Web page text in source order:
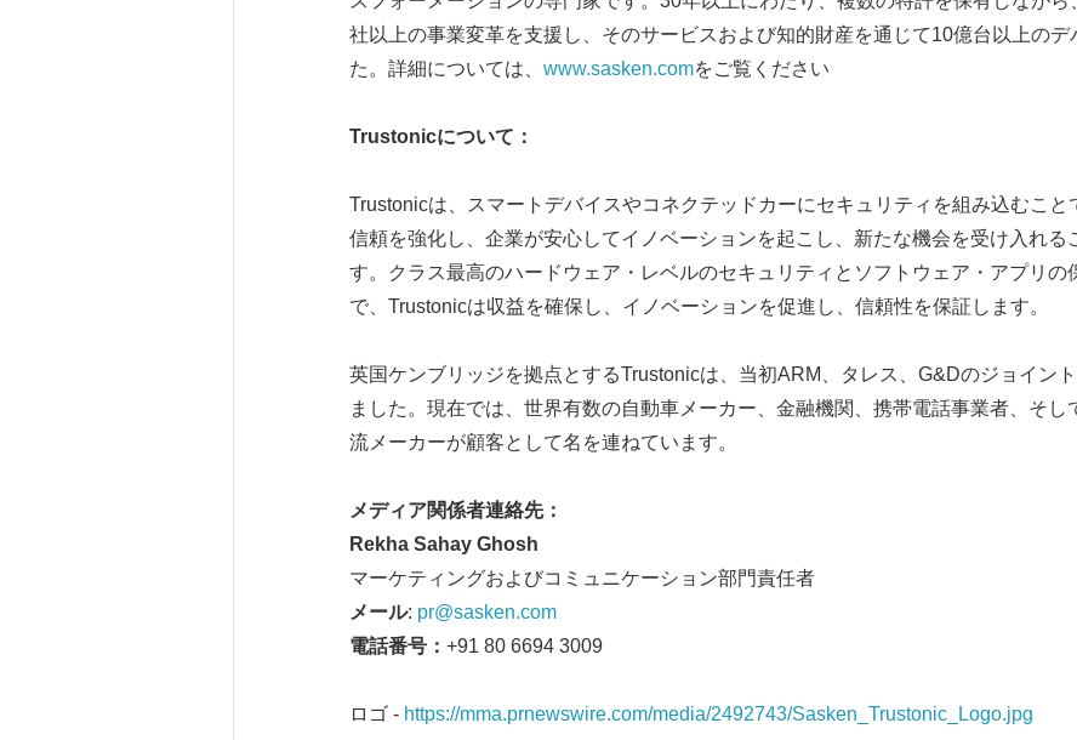
社以上の事業変革を支援し、そのサービスおよび知的財産を通じて10億台以上のデ
た。詳細については、 www.sasken.comをご覧ください
Trustonicについて：
Trustonicは、スマートデバイスやコネクテッドカーにセキュリティを組み込むこと
信頼を強化し、企業が安心してイノベーションを起こし、新たな機会を受け入れる
す。クラス最高のハードウェア・レベルのセキュリティとソフトウェア・アプリの
で、Trustonicは収益を確保し、イノベーションを促進し、信頼性を保証します。
英国ケンブリッジを拠点とするTrustonicは、当初ARM、タレス、G&Dのジョイン
ました。現在では、世界有数の自動車メーカー、金融機関、携帯電話事業者、そし
流メーカーが顧客として名を連ねています。
メディア関係者連絡先：
Rekha Sahay Ghosh
マーケティングおよびコミュニケーション部門責任者
メール: pr@sasken.com
電話番号： +91 80 6694 3009
ロゴ - https://mma.prnewswire.com/media/2492743/Sasken_Trustonic_Logo.jpg
English